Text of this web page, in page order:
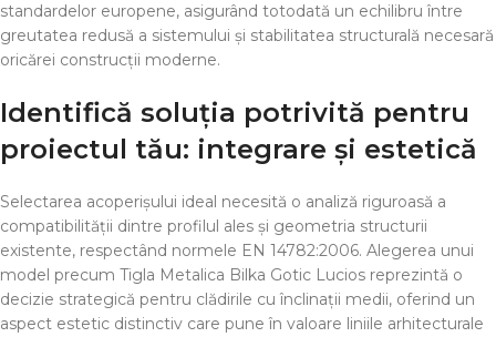
standardelor europene, asigurând totodată un echilibru între
greutatea redusă a sistemului și stabilitatea structurală necesară
oricărei construcții moderne.
Identifică soluția potrivită pentru
proiectul tău: integrare și estetică
Selectarea acoperișului ideal necesită o analiză riguroasă a
compatibilității dintre profilul ales și geometria structurii
existente, respectând normele EN 14782:2006. Alegerea unui
model precum Tigla Metalica Bilka Gotic Lucios reprezintă o
decizie strategică pentru clădirile cu înclinații medii, oferind un
aspect estetic distinctiv care pune în valoare liniile arhitecturale